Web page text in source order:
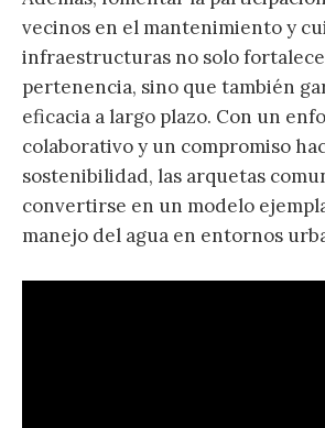
vecinos en el mantenimiento y
infraestructuras no solo
pertenencia, sino que también
eficacia a largo plazo. Con un
colaborativo y un compromiso
sostenibilidad, las arquetas
convertirse en un modelo
manejo del agua en entornos